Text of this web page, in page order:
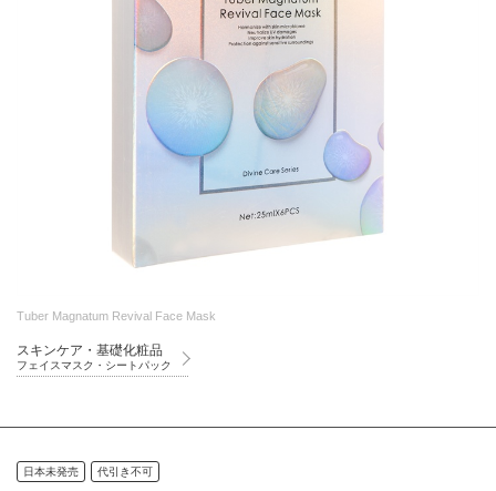
Tuber Magnatum Revival Face Mask
スキンケア・基礎化粧品
フェイスマスク・シートパック
日本未発売 代引き不可